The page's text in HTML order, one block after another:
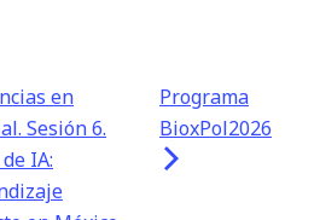
en
Sesión 6.
IA:
Programa
BioxPol2026